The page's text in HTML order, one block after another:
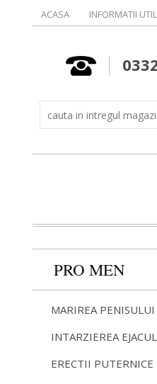
ACASA INFORMATII
PRO MEN
MARIREA PENISULUI
INTARZIEREA
ERECTII PUTERNICE